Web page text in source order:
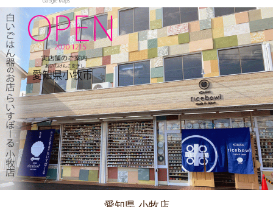
2023/12/15
≪新着商品≫ 波佐見焼のアップル柄とラフランス柄の小さめテ
ィーポット新入荷しました♪数量限定販売中！！
2023/12/1
≪おすすめ≫ 寒～い朝には、具沢山のあったか～いスープを信
楽焼スープカップでいかがでしょうか？
2023/11/16
≪新着商品≫ 波佐見焼のラフランスとりんごのマグカップ新入
荷しました♪先行販売中！！